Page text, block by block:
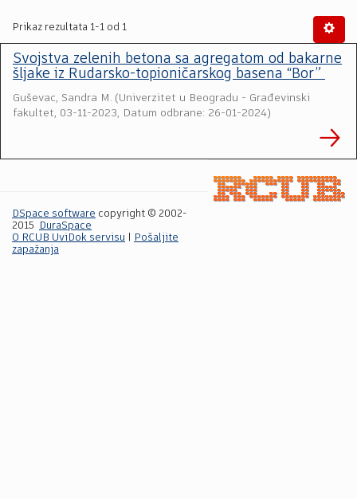
Prikaz rezultata 1-1 od 1
Svojstva zelenih betona sa agregatom od bakarne
šljake iz Rudarsko-topioničarskog basena “Bor”
Guševac, Sandra M. (Univerzitet u Beogradu - Građevinski
fakultet, 03-11-2023, Datum odbrane: 26-01-2024)
DSpace software copyright © 2002-
2015
DuraSpace
O RCUB UviDok servisu
Pošaljite
zapažanja